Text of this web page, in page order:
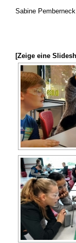
Sabine Pemberneck
[Zeige eine